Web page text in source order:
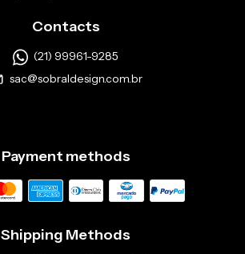
Contacts
(21) 99961-9285
sac@sobraldesign.com.br
Payment methods
Shipping Methods